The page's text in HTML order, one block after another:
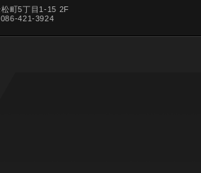
町5丁目1-15 2F
421-3924